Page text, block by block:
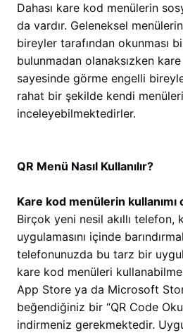
Dahası kare kod menülerin
da vardır. Geleneksel
bireyler tarafından okunması
bulunmadan olanaksızken
sayesinde görme engelli
rahat bir şekilde kendi
inceleyebilmektedirler.
QR Menü Nasıl Kullanılır?
Kare kod menülerin
Birçok yeni nesil akıllı
uygulamasını içinde
telefonunuzda bu tarz bir
kare kod menüleri
App Store ya da Microsoft
beğendiğiniz bir “QR Code
indirmeniz gerekmektedir.